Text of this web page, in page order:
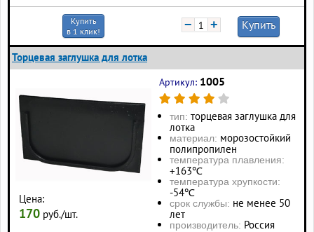
Купить
в 1 клик!
− + Купить
Торцевая заглушка для лотка
Цена:
170 руб./шт.
Артикул: 1005
тип: торцевая заглушка для
лотка
материал: морозостойкий
полипропилен
температура плавления:
+163℃
температура хрупкости:
-54℃
срок службы: не менее 50
лет
производитель: Россия